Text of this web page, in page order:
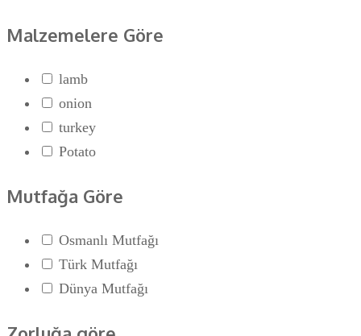
Malzemelere Göre
lamb
onion
turkey
Potato
Mutfağa Göre
Osmanlı Mutfağı
Türk Mutfağı
Dünya Mutfağı